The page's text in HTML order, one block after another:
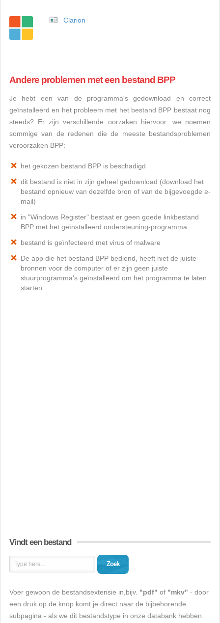
Clarion
Andere problemen met een bestand BPP
Je hebt een van de programma's gedownload en correct
geïnstalleerd en het probleem met het bestand BPP bestaat nog
steeds? Er zijn verschillende oorzaken hiervoor: we noemen
sommige van de redenen die de meeste bestandsproblemen
veroorzaken BPP:
het gekozen bestand BPP is beschadigd
dit bestand is niet in zijn geheel gedownload (download het
bestand opnieuw van dezelfde bron of van de bijgevoegde e-
mail)
in "Windows Register" bestaat er geen goede linkbestand
BPP met het geïnstalleerd ondersteuning-programma
bestand is geïnfecteerd met virus of malware
De app die het bestand BPP bediend, heeft niet de juiste
bronnen voor de computer of er zijn geen juiste
stuurprogramma's geïnstalleerd om het programma te laten
starten
Vindt een bestand
Zoek
Voer gewoon de bestandsextensie in,bijv. "pdf" of "mkv" - door
een druk op de knop komt je direct naar de bijbehorende
subpagina - als we dit bestandstype in onze databank hebben.